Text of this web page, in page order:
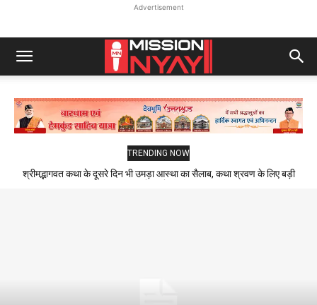
Advertisement
TRENDING NOW
श्रीमद्भागवत कथा के दूसरे दिन भी उमड़ा आस्था का सैलाब, कथा श्रवण के लिए बड़ी